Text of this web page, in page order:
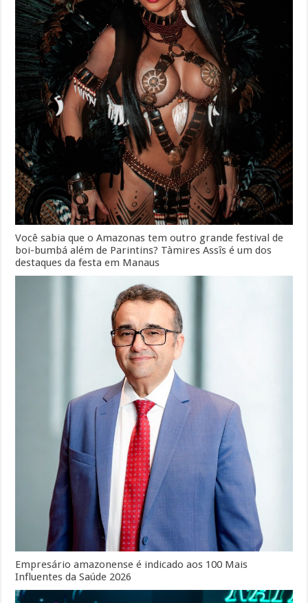
Você sabia que o Amazonas tem outro grande festival de
boi-bumbá além de Parintins? Tàmires Assîs é um dos
destaques da festa em Manaus
Empresário amazonense é indicado aos 100 Mais
Influentes da Saúde 2026